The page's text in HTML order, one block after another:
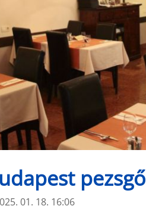
01. 18. 16:06